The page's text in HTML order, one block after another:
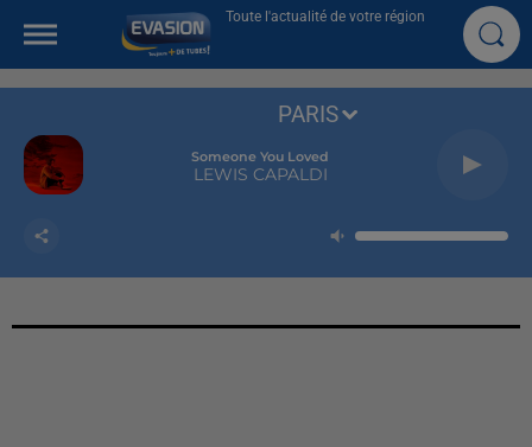
Toute l'actualité de votre région
Someone You Loved
LEWIS CAPALDI
PARIS